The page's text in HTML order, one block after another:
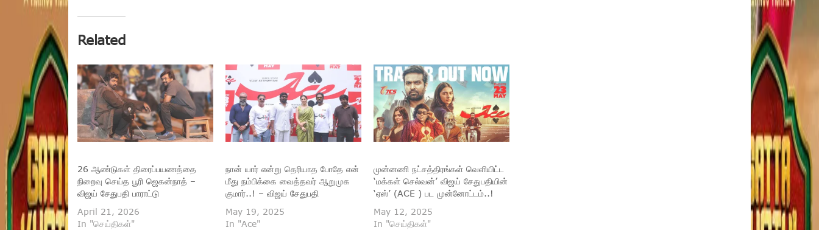
Related
26 ஆண்டுகள் திரைப்பயணத்தை
நிறைவு செய்த பூரி ஜெகன்நாத் –
விஜய் சேதுபதி பாராட்டு
April 21, 2026
In "செய்திகள்"
நான் யார் என்று தெரியாத போதே என்
மீது நம்பிக்கை வைத்தவர் ஆறுமுக
குமார்..! – விஜய் சேதுபதி
May 19, 2025
In "Ace"
முன்னணி நட்சத்திரங்கள் வெளியிட்ட
‘மக்கள் செல்வன்’ விஜய் சேதுபதியின்
‘ஏஸ்’ (ACE ) பட முன்னோட்டம்..!
May 12, 2025
In "செய்திகள்"